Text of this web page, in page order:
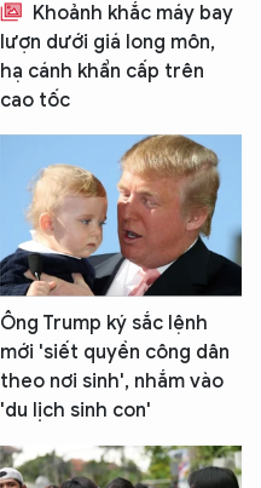
Khoảnh khắc máy bay
lượn dưới giá long môn,
hạ cánh khẩn cấp trên
cao tốc
Ông Trump ký sắc lệnh
mới 'siết quyền công dân
theo nơi sinh', nhắm vào
'du lịch sinh con'